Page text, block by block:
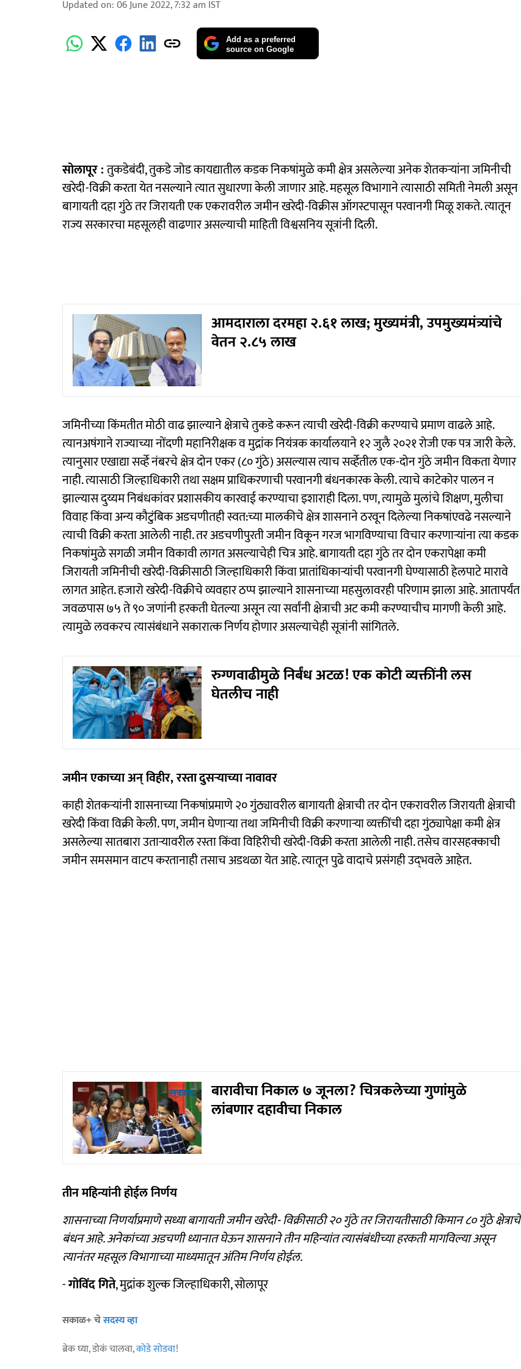
Updated on:06 June 2022, 7:32 am IST
Add as a preferred
source on Google
सोलापूर :तुकडेबंदी, तुकडे जोड कायद्यातील कडक निकषांमुळे कमी क्षेत्र असलेल्या अनेक शेतकऱ्यांना जमिनीची
खरेदी-विक्री करता येत नसल्याने त्यात सुधारणा केली जाणार आहे. महसूल विभागाने त्यासाठी समिती नेमली असून
बागायती दहा गुंठे तर जिरायती एक एकरावरील जमीन खरेदी-विक्रीस ऑगस्टपासून परवानगी मिळू शकते. त्यातून
राज्य सरकारचा महसूलही वाढणार असल्याची माहिती विश्वसनिय सूत्रांनी दिली.
आमदाराला दरमहा २.६१ लाख; मुख्यमंत्री, उपमुख्यमंत्र्यांचे
वेतन २.८५ लाख
जमिनीच्या किंमतीत मोठी वाढ झाल्याने क्षेत्राचे तुकडे करून त्याची खरेदी-विक्री करण्याचे प्रमाण वाढले आहे.
त्यानअषंगाने राज्याच्या नोंदणी महानिरीक्षक व मुद्रांक नियंत्रक कार्यालयाने १२ जुलै २०२१ रोजी एक पत्र जारी केले.
त्यानुसार एखाद्या सर्व्हे नंबरचे क्षेत्र दोन एकर (८० गुंठे) असल्यास त्याच सर्व्हेतील एक-दोन गुंठे जमीन विकता येणार
नाही. त्यासाठी जिल्हाधिकारी तथा सक्षम प्राधिकरणाची परवानगी बंधनकारक केली. त्याचे काटेकोर पालन न
झाल्यास दुय्यम निबंधकांवर प्रशासकीय कारवाई करण्याचा इशाराही दिला. पण, त्यामुळे मुलांचे शिक्षण, मुलीचा
विवाह किंवा अन्य कौटुंबिक अडचणीतही स्वत:च्या मालकीचे क्षेत्र शासनाने ठरवून दिलेल्या निकषांएवढे नसल्याने
त्याची विक्री करता आलेली नाही. तर अडचणीपुरती जमीन विकून गरज भागविण्याचा विचार करणाऱ्यांना त्या कडक
निकषांमुळे सगळी जमीन विकावी लागत असल्याचेही चित्र आहे. बागायती दहा गुंठे तर दोन एकरापेक्षा कमी
जिरायती जमिनीची खरेदी-विक्रीसाठी जिल्हाधिकारी किंवा प्रातांधिकाऱ्यांची परवानगी घेण्यासाठी हेलपाटे मारावे
लागत आहेत. हजारो खरेदी-विक्रीचे व्यवहार ठप्प झाल्याने शासनाच्या महसुलावरही परिणाम झाला आहे. आतापर्यंत
जवळपास ७५ ते ९० जणांनी हरकती घेतल्या असून त्या सर्वांनी क्षेत्राची अट कमी करण्याचीच मागणी केली आहे.
त्यामुळे लवकरच त्यासंबंधाने सकारात्क निर्णय होणार असल्याचेही सूत्रांनी सांगितले.
रुग्णवाढीमुळे निर्बंध अटळ! एक कोटी व्यक्तींनी लस
घेतलीच नाही
जमीन एकाच्या अन्‌ विहीर, रस्तादुसऱ्याच्या नावावर
काही शेतकऱ्यांनी शासनाच्या निकषांप्रमाणे २० गुंठ्यावरील बागायती क्षेत्राची तर दोन एकरावरील जिरायती क्षेत्राची
खरेदी किंवा विक्री केली. पण, जमीन घेणाऱ्या तथा जमिनीची विक्री करणाऱ्या व्यक्तींची दहा गुंठ्यापेक्षा कमी क्षेत्र
असलेल्या सातबारा उताऱ्यावरील रस्ता किंवा विहिरीची खरेदी-विक्री करता आलेली नाही. तसेच वारसहक्काची
जमीन समसमान वाटप करतानाही तसाच अडथळा येत आहे. त्यातून पुढे वादाचे प्रसंगही उद्‌भवले आहेत.
बारावीचा निकाल ७ जूनला? चित्रकलेच्या गुणांमुळे
लांबणार दहावीचा निकाल
तीन महिन्यांनी होईल निर्णय
शासनाच्या निणर्याप्रमाणे सध्या बागायती जमीन खरेदी- विक्रीसाठी २० गुंठे तर जिरायतीसाठी किमान ८० गुंठे क्षेत्राचे
बंधन आहे. अनेकांच्या अडचणी ध्यानात घेऊन शासनाने तीन महिन्यांत त्यासंबंधीच्या हरकती मागविल्या असून
त्यानंतर महसूल विभागाच्या माध्यमातून अंतिम निर्णय होईल.
-गोविंद गिते, मुद्रांक शुल्क जिल्हाधिकारी, सोलापूर
सकाळ+ चेसदस्य व्हा
ब्रेक घ्या, डोकं चालवा,कोडे सोडवा!